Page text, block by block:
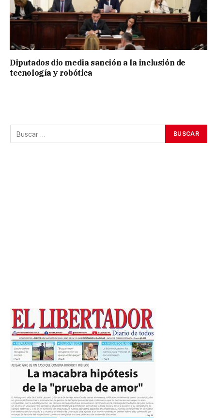
Diputados dio media sanción a la inclusión de
tecnología y robótica